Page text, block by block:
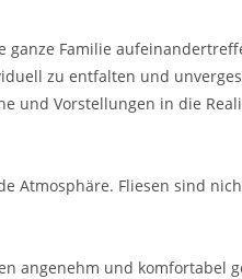
Familie
zu entfalten und
und Vorstellungen in die
Atmosphäre. Fliesen sind
angenehm und